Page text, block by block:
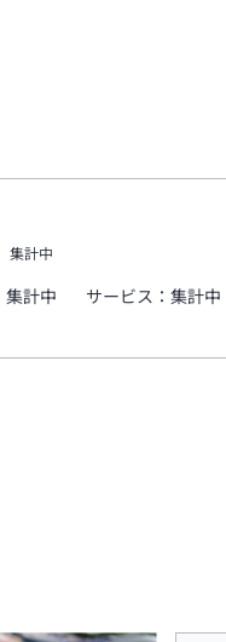
集計中
集計中 サービス：集計中